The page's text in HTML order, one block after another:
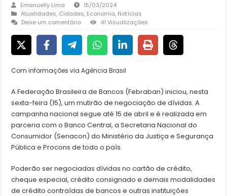
Emanuelly Lima
15/03/2024
Atualidades, Cidades, Economia, Notícias
Deixe um comentário
41 Visualizações
Com informações via Agência Brasil
A Federação Brasileira de Bancos (Febraban) iniciou, nesta
sexta-feira (15), um mutirão de negociação de dívidas. A
campanha nacional segue até 15 de abril e é realizada em
parceria com o Banco Central, a Secretaria Nacional do
Consumidor (Senacon) do Ministério da Justiça e Segurança
Pública e Procons de todo o país.
Poderão ser negociadas dívidas no cartão de crédito,
cheque especial, crédito consignado e demais modalidades
de crédito contraídas de bancos e outras instituições